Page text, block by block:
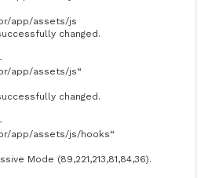
app/assets/js
changed.
app/assets/js“
changed.
app/assets/js/hooks“
Mode (89,221,213,81,84,36).